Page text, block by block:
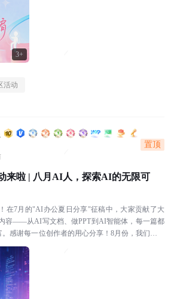
3+
活动
置顶
来啦 | 八月AI人，探索AI的无限可
在7月的"AI办公夏日分享"征稿中，大家贡献了大
容——从AI写文档、做PPT到AI智能体，每一篇都
感谢每一位创作者的用心分享！8月份，我们把主
...